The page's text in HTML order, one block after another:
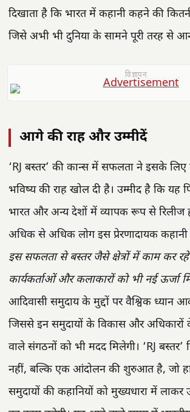
दिखाता है कि भारत में कहानी कहने की
जिसे अभी भी दुनिया के सामने पूरी तरह से
विज्ञापन
आगे की राह और उम्मीदें
‘RJ बस्तर’ की कान्स में सफलता ने इसके
भविष्य की राह खोल दी है। उम्मीद है कि यह
भारत और अन्य देशों में व्यापक रूप से रिलीज
अधिक से अधिक लोग इस प्रेरणादायक
इस सफलता से बस्तर जैसे क्षेत्रों में काम कर
कार्यकर्ताओं और कलाकारों को भी नई ऊर्जा
आदिवासी समुदाय के मुद्दों पर वैश्विक ध्यान
जिससे इन समुदायों के विकास और
वाले संगठनों को भी मदद मिलेगी। ‘RJ
नहीं, बल्कि एक आंदोलन की शुरुआत है, जो
समुदायों की कहानियों को मुख्यधारा में